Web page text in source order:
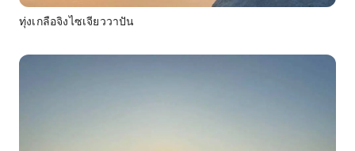
ทุ่งเกลือจิงไซเจียววาปัน